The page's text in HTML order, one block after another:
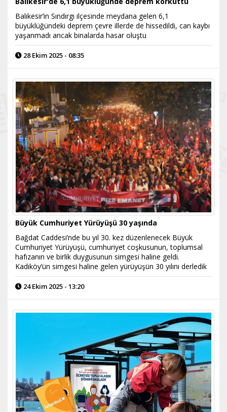
Balıkesir’in Sındırgı ilçesinde meydana gelen 6,1
büyüklüğündeki deprem çevre illerde de hissedildi, can kaybı
yaşanmadı ancak binalarda hasar oluştu
28 Ekim 2025 - 08:35
Büyük Cumhuriyet Yürüyüşü 30 yaşında
Bağdat Caddesi’nde bu yıl 30. kez düzenlenecek Büyük
Cumhuriyet Yürüyüşü, cumhuriyet coşkusunun, toplumsal
hafızanın ve birlik duygusunun simgesi haline geldi.
Kadıköy’ün simgesi haline gelen yürüyüşün 30 yılını derledik
24 Ekim 2025 - 13:20